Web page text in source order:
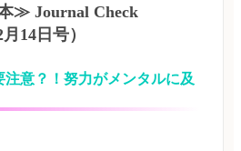
≫ Journal Check
14日号）
意？！努力がメンタルに及